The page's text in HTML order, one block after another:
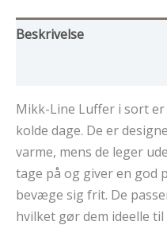
Beskrivelse
Mikk-Line Luffer i sort
kolde dage. De er
varme, mens de leger
tage på og giver en god
bevæge sig frit. De
hvilket gør dem ideelle